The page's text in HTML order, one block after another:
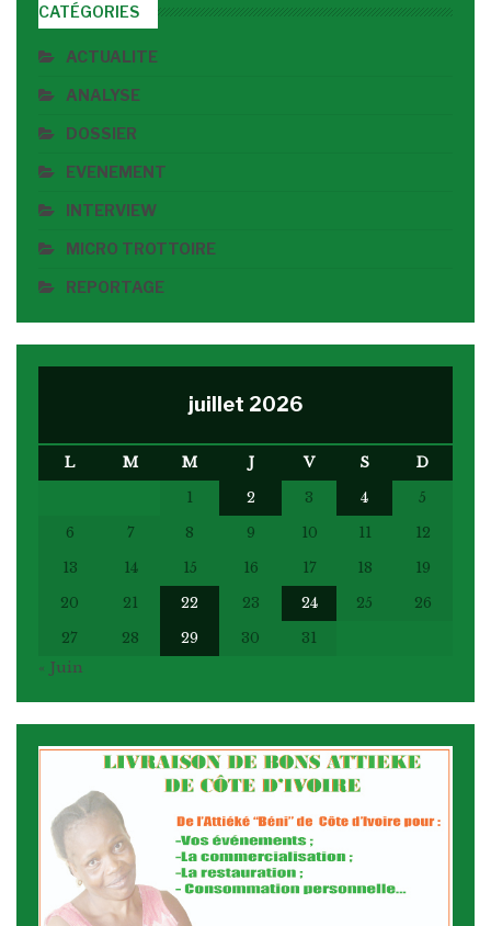
CATÉGORIES
ACTUALITE
ANALYSE
DOSSIER
EVENEMENT
INTERVIEW
MICRO TROTTOIRE
REPORTAGE
juillet 2026
L M M J V S
D
1
2 3 4
5
6
7 8 9 10 11
12
13
14 15 16 17 18
19
20
21 22 23 24 25
26
27
28 29 30
31
« Juin